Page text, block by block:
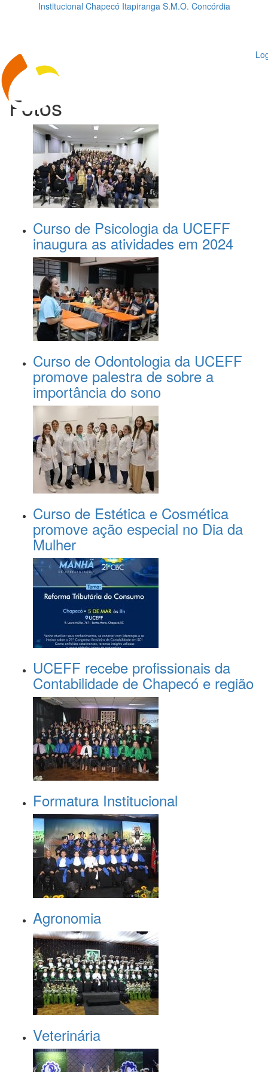
Institucional Chapecó Itapiranga S.M.O. Concórdia
Fotos
Curso de Psicologia da UCEFF
inaugura as atividades em 2024
Curso de Odontologia da UCEFF
promove palestra de sobre a
importância do sono
Curso de Estética e Cosmética
promove ação especial no Dia da
Mulher
UCEFF recebe profissionais da
Contabilidade de Chapecó e região
Formatura Institucional
Agronomia
Veterinária